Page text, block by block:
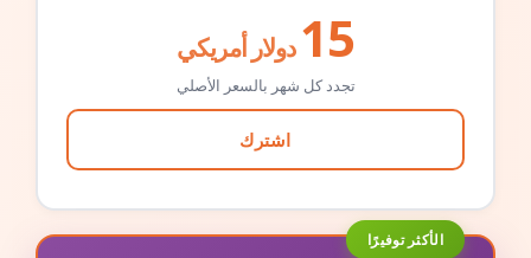
15 دولار أمريكي
تجدد كل شهر بالسعر الأصلي
اشترك
الأكثر توفيرًا